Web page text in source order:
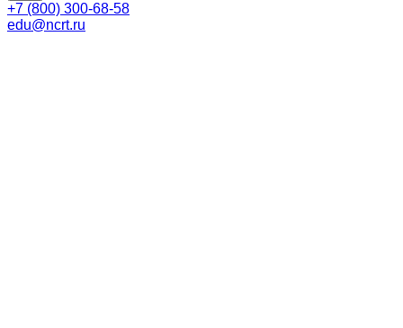
+7 (800) 300-68-58
edu@ncrt.ru